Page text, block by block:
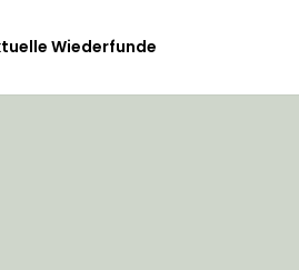
Wiederfunde